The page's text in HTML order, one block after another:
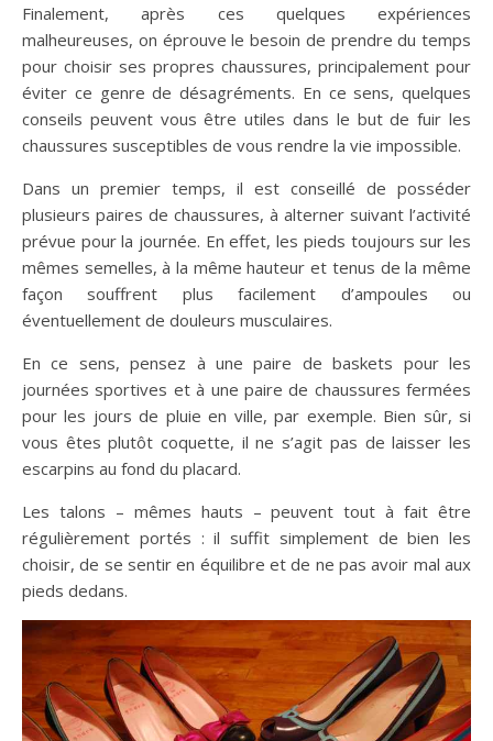
Finalement, après ces quelques expériences
malheureuses, on éprouve le besoin de prendre du temps
pour choisir ses propres chaussures, principalement pour
éviter ce genre de désagréments. En ce sens, quelques
conseils peuvent vous être utiles dans le but de fuir les
chaussures susceptibles de vous rendre la vie impossible.
Dans un premier temps, il est conseillé de posséder
plusieurs paires de chaussures, à alterner suivant l’activité
prévue pour la journée. En effet, les pieds toujours sur les
mêmes semelles, à la même hauteur et tenus de la même
façon souffrent plus facilement d’ampoules ou
éventuellement de douleurs musculaires.
En ce sens, pensez à une paire de baskets pour les
journées sportives et à une paire de chaussures fermées
pour les jours de pluie en ville, par exemple. Bien sûr, si
vous êtes plutôt coquette, il ne s’agit pas de laisser les
escarpins au fond du placard.
Les talons – mêmes hauts – peuvent tout à fait être
régulièrement portés : il suffit simplement de bien les
choisir, de se sentir en équilibre et de ne pas avoir mal aux
pieds dedans.